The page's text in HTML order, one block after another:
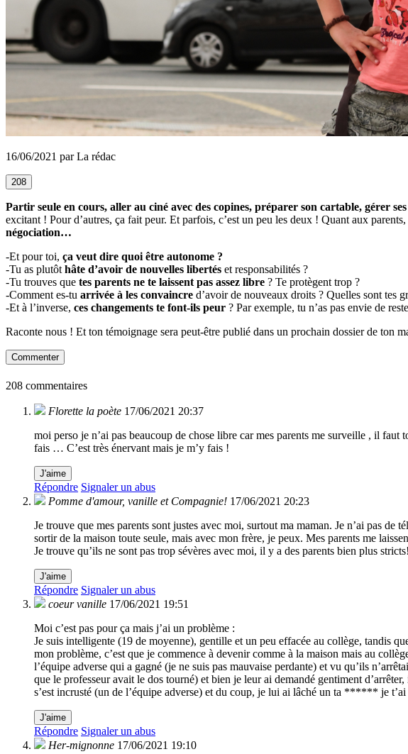
16/06/2021 par La rédac
208
Partir seule en cours, aller au ciné avec des copines, préparer son cartable, gérer
excitant ! Pour d’autres, ça fait peur. Et parfois, c’est un peu les deux ! Quant aux parents,
négociation…
-Et pour toi, ça veut dire quoi être autonome ?
-Tu as plutôt hâte d’avoir de nouvelles libertés et responsabilités ?
-Tu trouves que tes parents ne te laissent pas assez libre ? Te protègent trop ?
-Comment es-tu arrivée à les convaincre d’avoir de nouveaux droits ? Quelles sont tes
-Et à l’inverse, ces changements te font-ils peur ? Par exemple, tu n’as pas envie de
Raconte nous ! Et ton témoignage sera peut-être publié dans un prochain dossier de ton
Commenter
208 commentaires
Florette la poète 17/06/2021 20:37
moi perso je n’ai pas beaucoup de chose libre car mes parents me surveille , il
fais … C’est très énervant mais je m’y fais !
J'aime
Répondre Signaler un abus
Pomme d'amour, vanille et Compagnie! 17/06/2021 20:23
Je trouve que mes parents sont justes avec moi, surtout ma maman. Je n’ai pas de
sortir de la maison toute seule, mais avec mon frère, je peux. Mes parents me
Je trouve qu’ils ne sont pas trop sévères avec moi, il y a des parents bien plus
J'aime
Répondre Signaler un abus
coeur vanille 17/06/2021 19:51
Moi c’est pas pour ça mais j’ai un problème :
Je suis intelligente (19 de moyenne), gentille et un peu effacée au collège, tandis
mon problème, c’est que je commence à devenir comme à la maison mais au
l’équipe adverse qui a gagné (je ne suis pas mauvaise perdante) et vu qu’ils
que le professeur avait le dos tourné) et bien je leur ai demandé gentiment
s’est incrusté (un de l’équipe adverse) et du coup, je lui ai lâché un ta ****** je
J'aime
Répondre Signaler un abus
Her-mignonne 17/06/2021 19:10